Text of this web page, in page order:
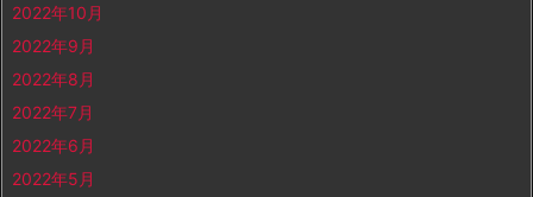
2022年10月
2022年9月
2022年8月
2022年7月
2022年6月
2022年5月